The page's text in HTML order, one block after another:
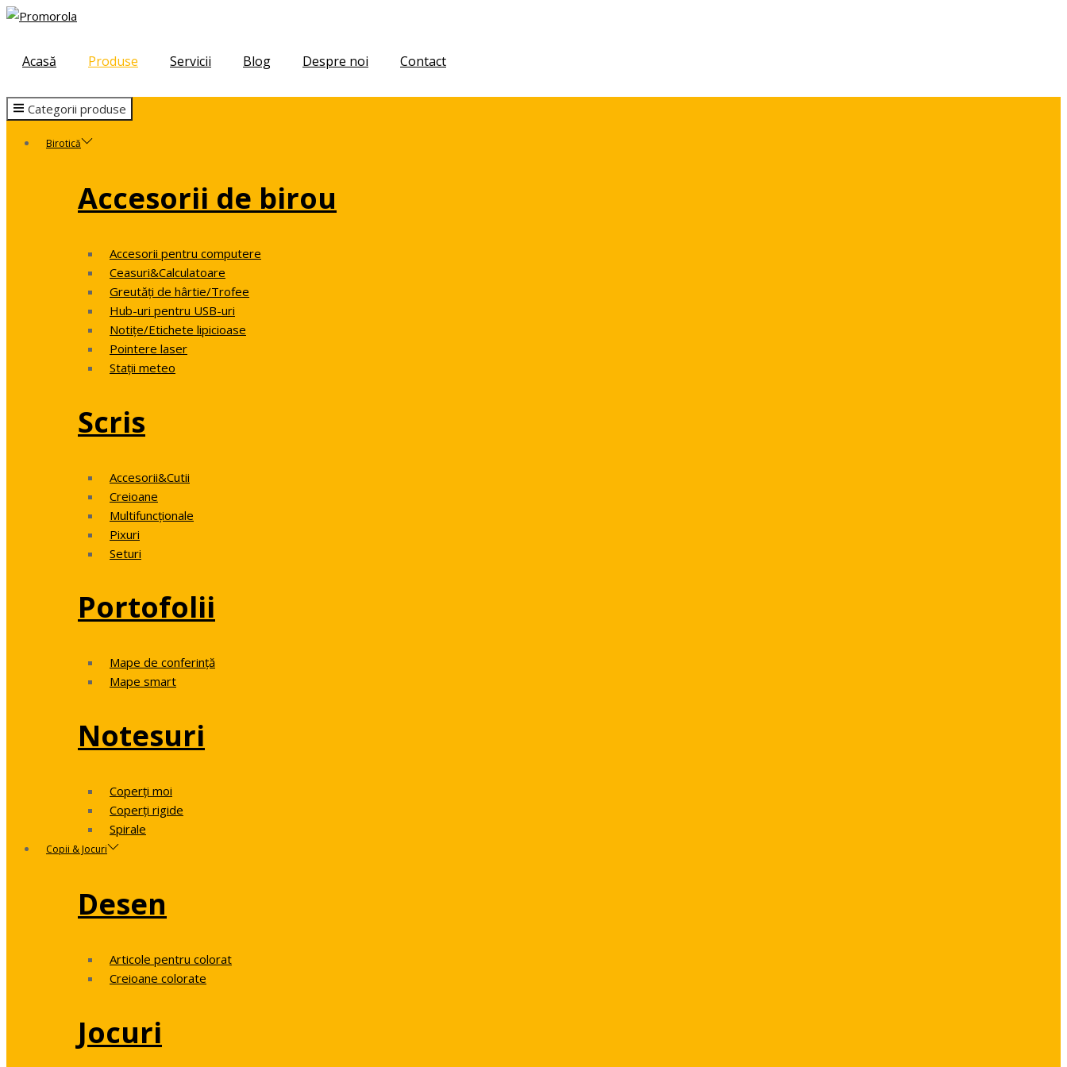
Skip
navigation
Skip
content
Acasă Produse Servicii Blog Despre noi Contact
Categorii produse
Birotică
Accesorii de birou
Accesorii pentru computere
Ceasuri&Calculatoare
Greutăți de hârtie/Trofee
Hub-uri pentru USB-uri
Notițe/Etichete lipicioase
Pointere laser
Stații meteo
Scris
Accesorii&Cutii
Creioane
Multifuncționale
Pixuri
Seturi
Portofolii
Mape de conferință
Mape smart
Notesuri
Coperți moi
Coperți rigide
Spirale
Copii & Jocuri
Desen
Articole pentru colorat
Creioane colorate
Jocuri